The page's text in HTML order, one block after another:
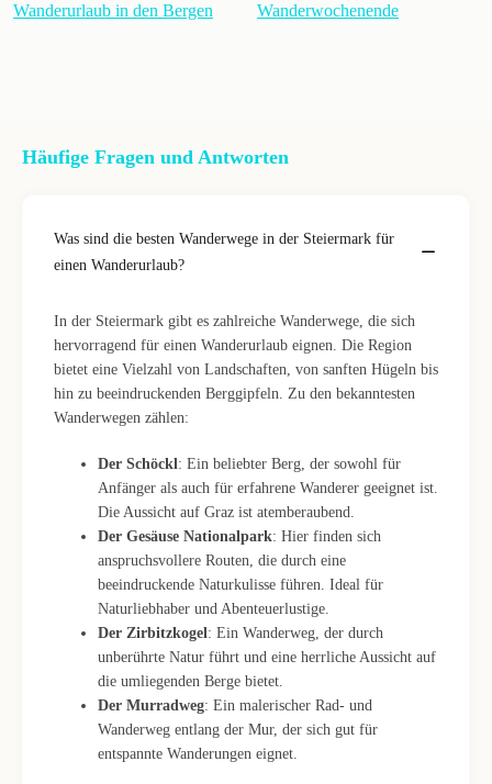
Wanderurlaub in den Bergen
Wanderwochenende
Häufige Fragen und Antworten
Was sind die besten Wanderwege in der Steiermark für
einen Wanderurlaub?
In der Steiermark gibt es zahlreiche Wanderwege, die sich
hervorragend für einen Wanderurlaub eignen. Die Region
bietet eine Vielzahl von Landschaften, von sanften Hügeln bis
hin zu beeindruckenden Berggipfeln. Zu den bekanntesten
Wanderwegen zählen:
Der Schöckl: Ein beliebter Berg, der sowohl für
Anfänger als auch für erfahrene Wanderer geeignet ist.
Die Aussicht auf Graz ist atemberaubend.
Der Gesäuse Nationalpark: Hier finden sich
anspruchsvollere Routen, die durch eine
beeindruckende Naturkulisse führen. Ideal für
Naturliebhaber und Abenteuerlustige.
Der Zirbitzkogel: Ein Wanderweg, der durch
unberührte Natur führt und eine herrliche Aussicht auf
die umliegenden Berge bietet.
Der Murradweg: Ein malerischer Rad- und
Wanderweg entlang der Mur, der sich gut für
entspannte Wanderungen eignet.